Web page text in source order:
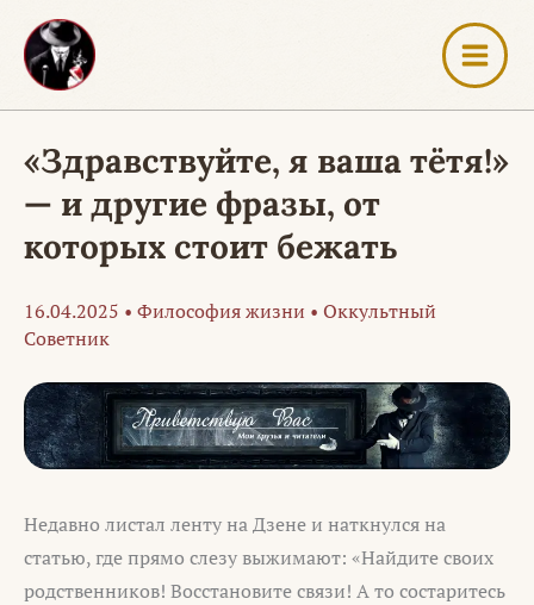
Перейти
содержимому
«Здравствуйте, я ваша тётя!»
— и другие фразы, от
которых стоит бежать
16.04.2025 • Философия жизни • Оккультный
Советник
Недавно листал ленту на Дзене и наткнулся на
статью, где прямо слезу выжимают: «Найдите своих
родственников! Восстановите связи! А то состаритесь